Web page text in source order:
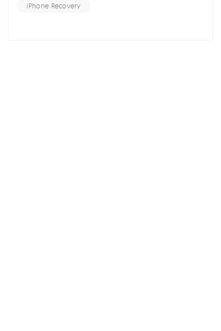
iPhone Recovery